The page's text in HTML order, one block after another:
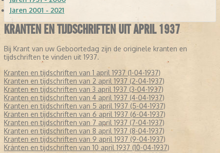
Jaren 2001 - 2021
KRANTEN EN TIJDSCHRIFTEN UIT APRIL 1937
Bij Krant van uw Geboortedag zijn de originele kranten en
tijdschriften te vinden uit 1937.
Kranten en tijdschriften van 1 april 1937 (1-04-1937)
Kranten en tijdschriften van 2 april 1937 (2-04-1937)
Kranten en tijdschriften van 3 april 1937 (3-04-1937)
Kranten en tijdschriften van 4 april 1937 (4-04-1937)
Kranten en tijdschriften van 5 april 1937 (5-04-1937)
Kranten en tijdschriften van 6 april 1937 (6-04-1937)
Kranten en tijdschriften van 7 april 1937 (7-04-1937)
Kranten en tijdschriften van 8 april 1937 (8-04-1937)
Kranten en tijdschriften van 9 april 1937 (9-04-1937)
Kranten en tijdschriften van 10 april 1937 (10-04-1937)